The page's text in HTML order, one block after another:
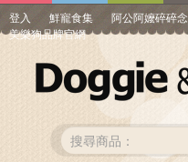
登入 鮮寵食集 阿公阿嬤碎碎念
美樂狗品牌官網